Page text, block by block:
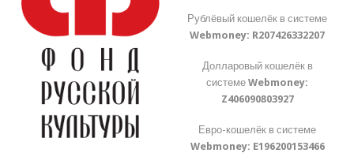
Рублёвый кошелёк в системе
Webmoney: R207426332207
Долларовый кошелёк в
системеWebmoney:
Z406090803927
Евро-кошелёк в системе
Webmoney: E196200153466